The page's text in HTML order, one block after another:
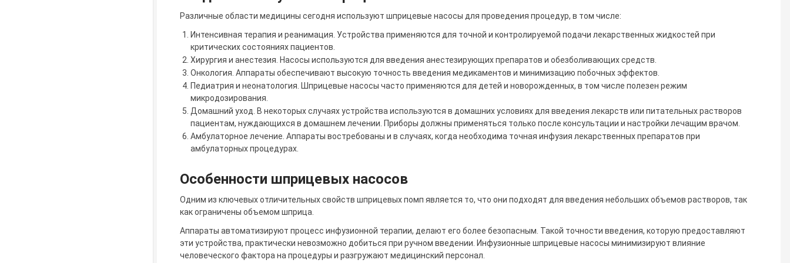
Различные области медицины сегодня используют шприцевые насосы для проведения процедур, в том числе:
Интенсивная терапия и реанимация. Устройства применяются для точной и контролируемой подачи лекарственных жидкостей при
критических состояниях пациентов.
Хирургия и анестезия. Насосы используются для введения анестезирующих препаратов и обезболивающих средств.
Онкология. Аппараты обеспечивают высокую точность введения медикаментов и минимизацию побочных эффектов.
Педиатрия и неонатология. Шприцевые насосы часто применяются для детей и новорожденных, в том числе полезен режим
микродозирования.
Домашний уход. В некоторых случаях устройства используются в домашних условиях для введения лекарств или питательных растворов
пациентам, нуждающихся в домашнем лечении. Приборы должны применяться только после консультации и настройки лечащим врачом.
Амбулаторное лечение. Аппараты востребованы и в случаях, когда необходима точная инфузия лекарственных препаратов при
амбулаторных процедурах.
Особенности шприцевых насосов
Одним из ключевых отличительных свойств шприцевых помп является то, что они подходят для введения небольших объемов растворов, так
как ограничены объемом шприца.
Аппараты автоматизируют процесс инфузионной терапии, делают его более безопасным. Такой точности введения, которую предоставляют
эти устройства, практически невозможно добиться при ручном введении. Инфузионные шприцевые насосы минимизируют влияние
человеческого фактора на процедуры и разгружают медицинский персонал.